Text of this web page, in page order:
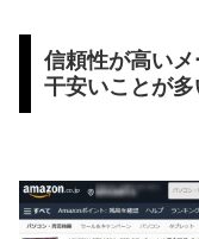
信頼性が高い
干安いことが多